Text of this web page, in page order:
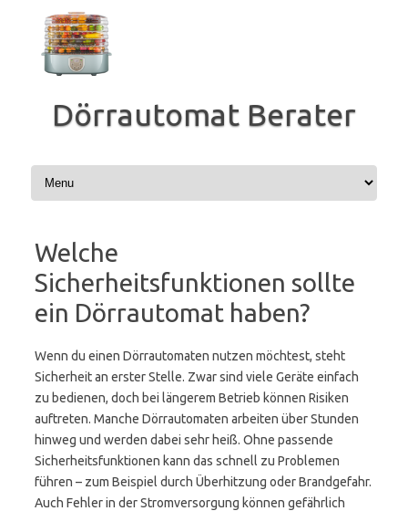
Inhalt
springen
Dörrautomat Berater
Welche
Sicherheitsfunktionen sollte
ein Dörrautomat haben?
Wenn du einen Dörrautomaten nutzen möchtest, steht
Sicherheit an erster Stelle. Zwar sind viele Geräte einfach
zu bedienen, doch bei längerem Betrieb können Risiken
auftreten. Manche Dörrautomaten arbeiten über Stunden
hinweg und werden dabei sehr heiß. Ohne passende
Sicherheitsfunktionen kann das schnell zu Problemen
führen – zum Beispiel durch Überhitzung oder Brandgefahr.
Auch Fehler in der Stromversorgung können gefährlich